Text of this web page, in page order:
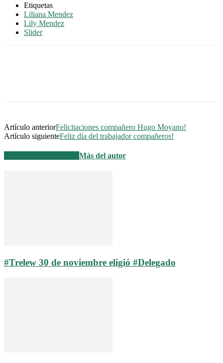
Etiquetas
Liliana Mendez
Lily Mendez
Slider
Artículo anteriorFelicitaciones compañero Hugo Moyano!
Artículo siguienteFeliz día del trabajador compañeros!
Más del autor
#Trelew 30 de noviembre eligió #Delegado